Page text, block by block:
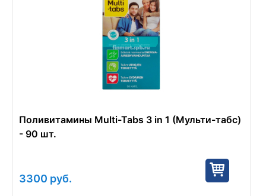
Поливитамины Multi-Tabs 3 in 1 (Мульти-табс)
- 90 шт.
3300 руб.